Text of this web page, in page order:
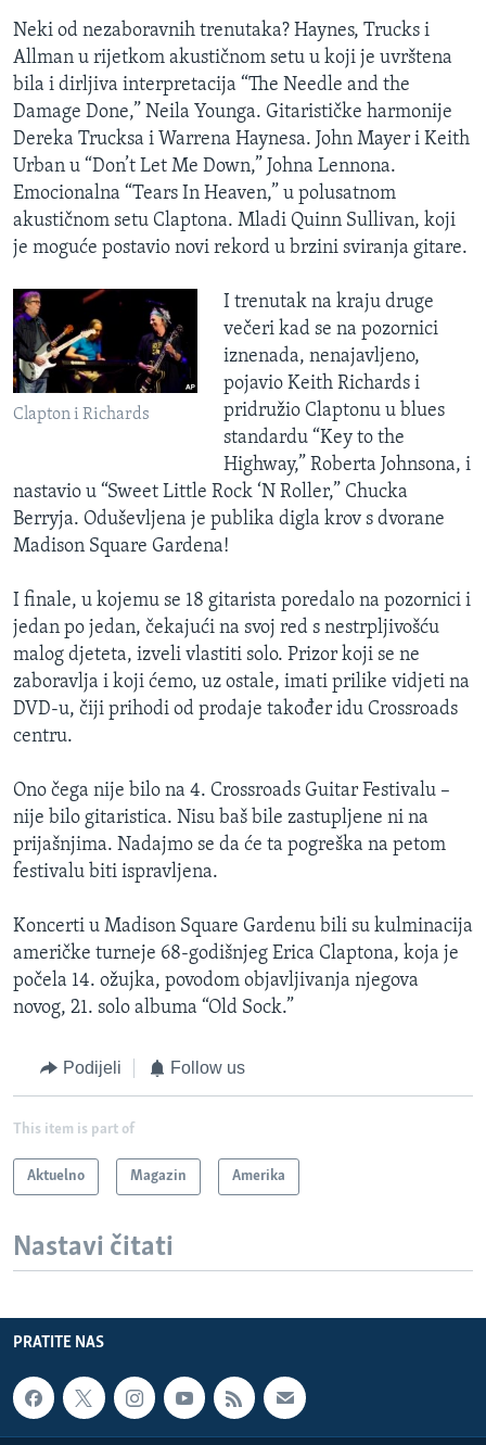
Neki od nezaboravnih trenutaka? Haynes, Trucks i
Allman u rijetkom akustičnom setu u koji je uvrštena
bila i dirljiva interpretacija “The Needle and the
Damage Done,” Neila Younga. Gitarističke harmonije
Dereka Trucksa i Warrena Haynesa. John Mayer i Keith
Urban u “Don’t Let Me Down,” Johna Lennona.
Emocionalna “Tears In Heaven,” u polusatnom
akustičnom setu Claptona. Mladi Quinn Sullivan, koji
je moguće postavio novi rekord u brzini sviranja gitare.
Clapton i Richards
I trenutak na kraju druge
večeri kad se na pozornici
iznenada, nenajavljeno,
pojavio Keith Richards i
pridružio Claptonu u blues
standardu “Key to the
Highway,” Roberta Johnsona, i
nastavio u “Sweet Little Rock ‘N Roller,” Chucka
Berryja. Oduševljena je publika digla krov s dvorane
Madison Square Gardena!
I finale, u kojemu se 18 gitarista poredalo na pozornici i
jedan po jedan, čekajući na svoj red s nestrpljivošću
malog djeteta, izveli vlastiti solo. Prizor koji se ne
zaboravlja i koji ćemo, uz ostale, imati prilike vidjeti na
DVD-u, čiji prihodi od prodaje također idu Crossroads
centru.
Ono čega nije bilo na 4. Crossroads Guitar Festivalu –
nije bilo gitaristica. Nisu baš bile zastupljene ni na
prijašnjima. Nadajmo se da će ta pogreška na petom
festivalu biti ispravljena.
Koncerti u Madison Square Gardenu bili su kulminacija
američke turneje 68-godišnjeg Erica Claptona, koja je
počela 14. ožujka, povodom objavljivanja njegova
novog, 21. solo albuma “Old Sock.”
Podijeli Follow us
This item is part of
Aktuelno Magazin Amerika
Nastavi čitati
PRATITE NAS